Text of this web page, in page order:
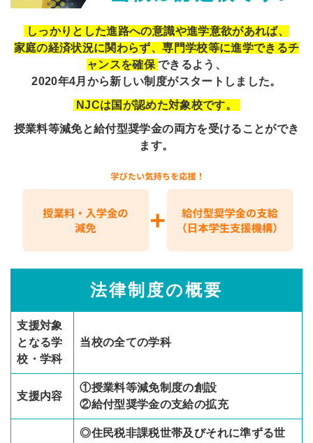
しっかりとした進路への意識や進学意欲があれば、
家庭の経済状況に関わらず、専門学校等に進学できるチ
ャンスを確保 できるよう、
2020年4月から新しい制度がスタートしました。
NJCは国が認めた対象校です。
授業料等減免と給付型奨学金の両方を受けることができ
ます。
法律制度の概要
支援対象
となる学
校・学科
当校の全ての学科
支援内容
①授業料等減免制度の創設
②給付型奨学金の支給の拡充
◎住民税非課税世帯及びそれに準ずる世